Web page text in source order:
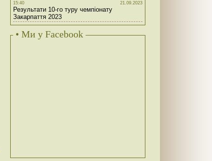
15:40 21.09.2023
Результати 10-го туру чемпіонату
Закарпаття 2023
• Ми у Facebook